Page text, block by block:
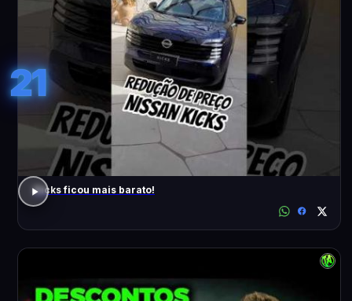
21
Kicks ficou mais barato!